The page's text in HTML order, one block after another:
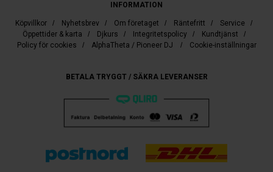
INFORMATION
Köpvillkor / Nyhetsbrev / Om företaget / Räntefritt / Service /
Öppettider & karta / Djkurs / Integritetspolicy / Kundtjänst /
Policy för cookies / AlphaTheta / Pioneer DJ / Cookie-inställningar
BETALA TRYGGT / SÄKRA LEVERANSER